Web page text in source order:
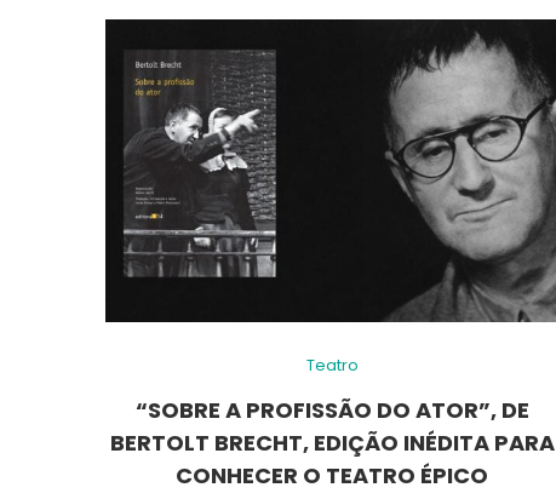
Teatro
“SOBRE A PROFISSÃO DO ATOR”, DE
BERTOLT BRECHT, EDIÇÃO INÉDITA PARA
CONHECER O TEATRO ÉPICO